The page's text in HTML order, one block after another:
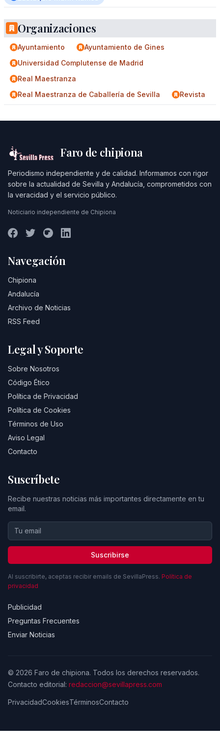
Organizaciones
Ayuntamiento
Ayuntamiento de Gines
Universidad Complutense de Madrid
Real Maestranza
Real Maestranza de Caballería de Sevilla
Revista
Faro de chipiona
Periodismo independiente y de calidad. Informamos con rigor
sobre la actualidad de Sevilla y Andalucía, comprometidos con
la veracidad y el servicio público.
Noticiario independiente de Chipiona
Navegación
Chipiona
Andalucía
Archivo de Noticias
RSS Feed
Legal y Soporte
Sobre Nosotros
Código Ético
Política de Privacidad
Política de Cookies
Términos de Uso
Aviso Legal
Contacto
Suscríbete
Recibe nuestras noticias más importantes directamente en tu
email.
Suscribirse
Al suscribirte, aceptas recibir emails de SevillaPress. Política de
privacidad
Publicidad
Preguntas Frecuentes
Enviar Noticias
© 2026 Faro de chipiona. Todos los derechos reservados.
Contacto editorial: redaccion@sevillapress.com
PrivacidadCookiesTérminosContacto